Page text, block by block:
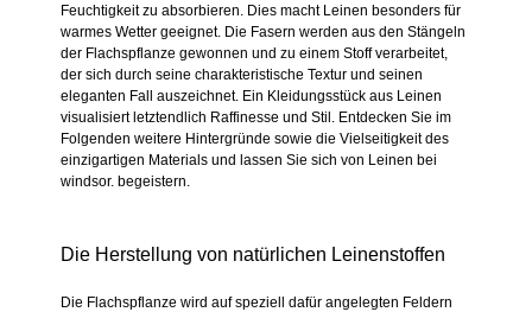
Feuchtigkeit zu absorbieren. Dies macht Leinen besonders für
warmes Wetter geeignet. Die Fasern werden aus den Stängeln
der Flachspflanze gewonnen und zu einem Stoff verarbeitet,
der sich durch seine charakteristische Textur und seinen
eleganten Fall auszeichnet. Ein Kleidungsstück aus Leinen
visualisiert letztendlich Raffinesse und Stil. Entdecken Sie im
Folgenden weitere Hintergründe sowie die Vielseitigkeit des
einzigartigen Materials und lassen Sie sich von Leinen bei
windsor. begeistern.
Die Herstellung von natürlichen Leinenstoffen
Die Flachspflanze wird auf speziell dafür angelegten Feldern